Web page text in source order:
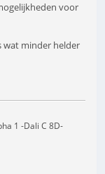
voor
wat minder helder
1 -Dali C 8D-